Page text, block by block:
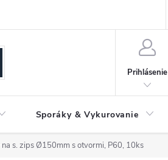
Prihlásenie
Sporáky & Vykurovanie
s. zips Ø150mm s otvormi, P60, 10ks